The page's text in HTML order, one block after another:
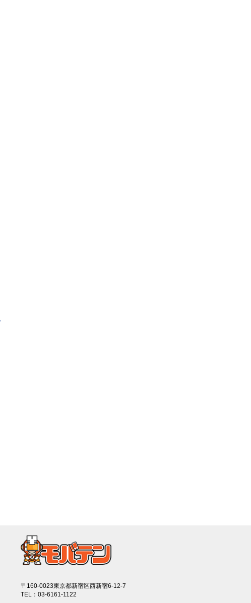
〒160-0023東京都新宿区西新宿6-12-7
TEL：03-6161-1122